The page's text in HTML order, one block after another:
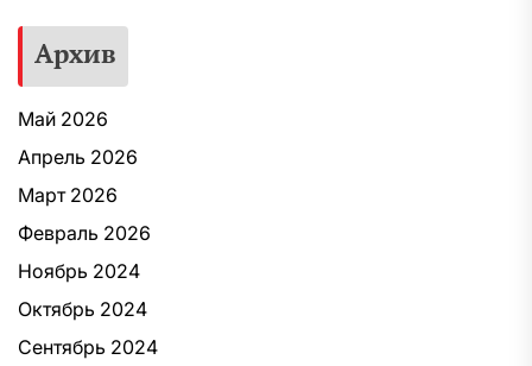
Архив
Май 2026
Апрель 2026
Март 2026
Февраль 2026
Ноябрь 2024
Октябрь 2024
Сентябрь 2024